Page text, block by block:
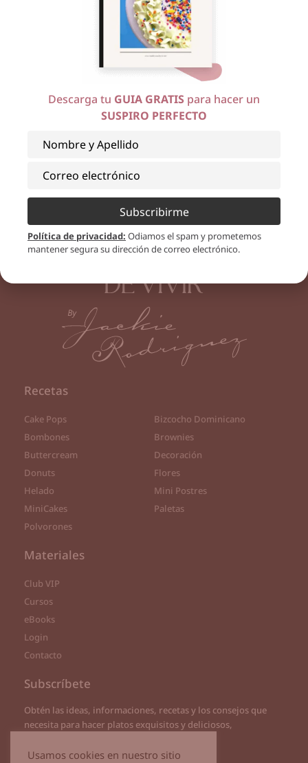
Recetas
Cake Pops
Bizcocho Dominicano
Bombones
Brownies
Buttercream
Decoración
Donuts
Flores
Helado
Mini Postres
MiniCakes
Paletas
Polvorones
Materiales
Club VIP
Cursos
eBooks
Login
Contacto
Subscríbete
Obtén las ideas, informaciones, recetas y los consejos que
necesita para hacer platos exquisitos y deliciosos,
Usamos cookies en nuestro sitio
Descarga tu GUIA GRATIS para hacer un
SUSPIRO PERFECTO
Subscribirme
Política de privacidad: Odiamos el spam y prometemos
mantener segura su dirección de correo electrónico.